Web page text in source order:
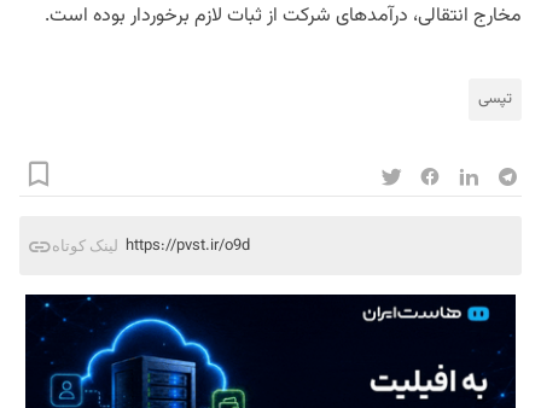
مخارج انتقالی، درآمدهای شرکت از ثبات لازم برخوردار بوده است.
تپسی
لینک کوتاه https://pvst.ir/o9d